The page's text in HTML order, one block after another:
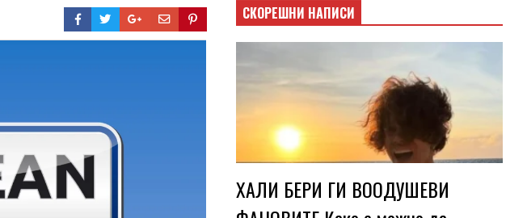
СКОРЕШНИ НАПИСИ
ХАЛИ БЕРИ ГИ ВООДУШЕВИ